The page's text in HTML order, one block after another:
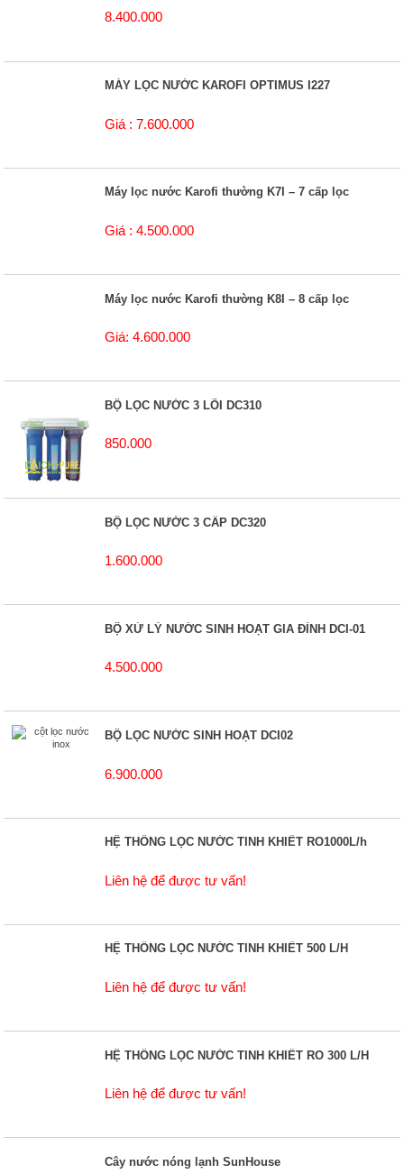
8.400.000
MÁY LỌC NƯỚC KAROFI OPTIMUS I227
Giá : 7.600.000
Máy lọc nước Karofi thường K7I – 7 cấp lọc
Giá : 4.500.000
Máy lọc nước Karofi thường K8I – 8 cấp lọc
Giá: 4.600.000
BỘ LỌC NƯỚC 3 LÕI DC310
850.000
BỘ LỌC NƯỚC 3 CẤP DC320
1.600.000
BỘ XỬ LÝ NƯỚC SINH HOẠT GIA ĐÌNH DCI-01
4.500.000
BỘ LỌC NƯỚC SINH HOẠT DCI02
6.900.000
HỆ THỐNG LỌC NƯỚC TINH KHIẾT RO1000L/h
Liên hệ để được tư vấn!
HỆ THỐNG LỌC NƯỚC TINH KHIẾT 500 L/H
Liên hệ để được tư vấn!
HỆ THỐNG LỌC NƯỚC TINH KHIẾT RO 300 L/H
Liên hệ để được tư vấn!
Cây nước nóng lạnh SunHouse